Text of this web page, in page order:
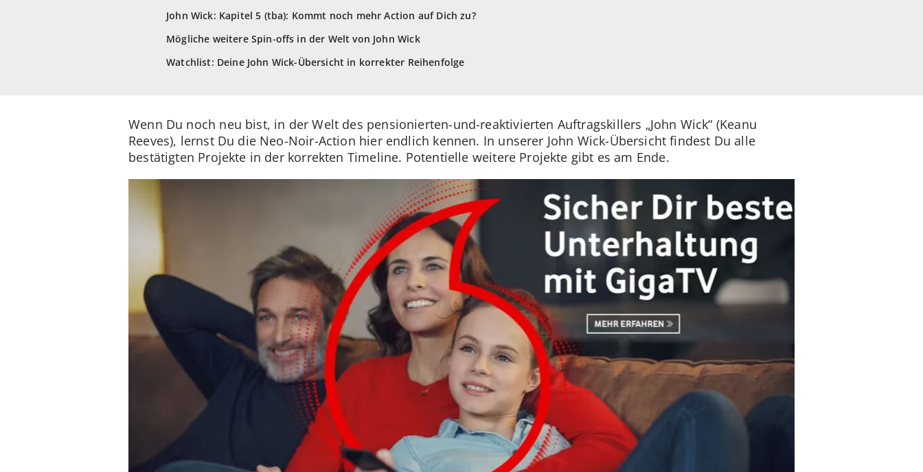
John Wick: Kapitel 5 (tba): Kommt noch mehr Action auf Dich zu?
Mögliche weitere Spin-offs in der Welt von John Wick
Watchlist: Deine John Wick-Übersicht in korrekter Reihenfolge
Wenn Du noch neu bist, in der Welt des pensionierten-und-reaktivierten Auftragskillers „John Wick“ (Keanu
Reeves), lernst Du die Neo-Noir-Action hier endlich kennen. In unserer John Wick-Übersicht findest Du alle
bestätigten Projekte in der korrekten Timeline. Potentielle weitere Projekte gibt es am Ende.